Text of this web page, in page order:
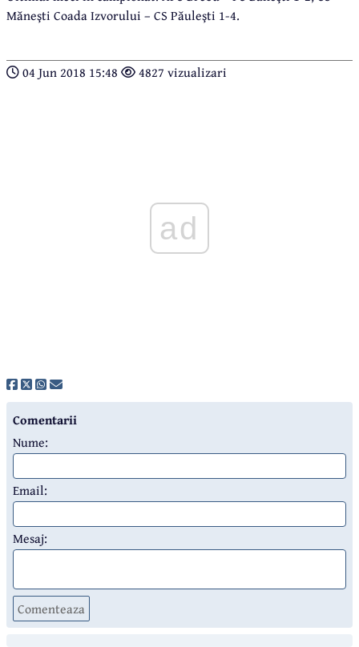
Măneşti Coada Izvorului – CS Păuleşti 1-4.
04 Jun 2018 15:48 4827 vizualizari
ad
Comentarii
Nume:
Email:
Mesaj:
Comenteaza